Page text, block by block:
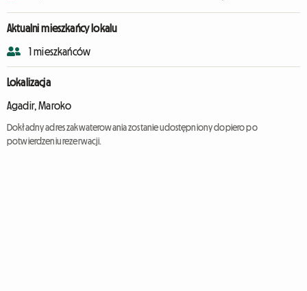
Aktualni mieszkańcy lokalu
1 mieszkańców
Lokalizacja
Agadir, Maroko
Dokładny adres zakwaterowania zostanie udostępniony dopiero po
potwierdzeniu rezerwacji.